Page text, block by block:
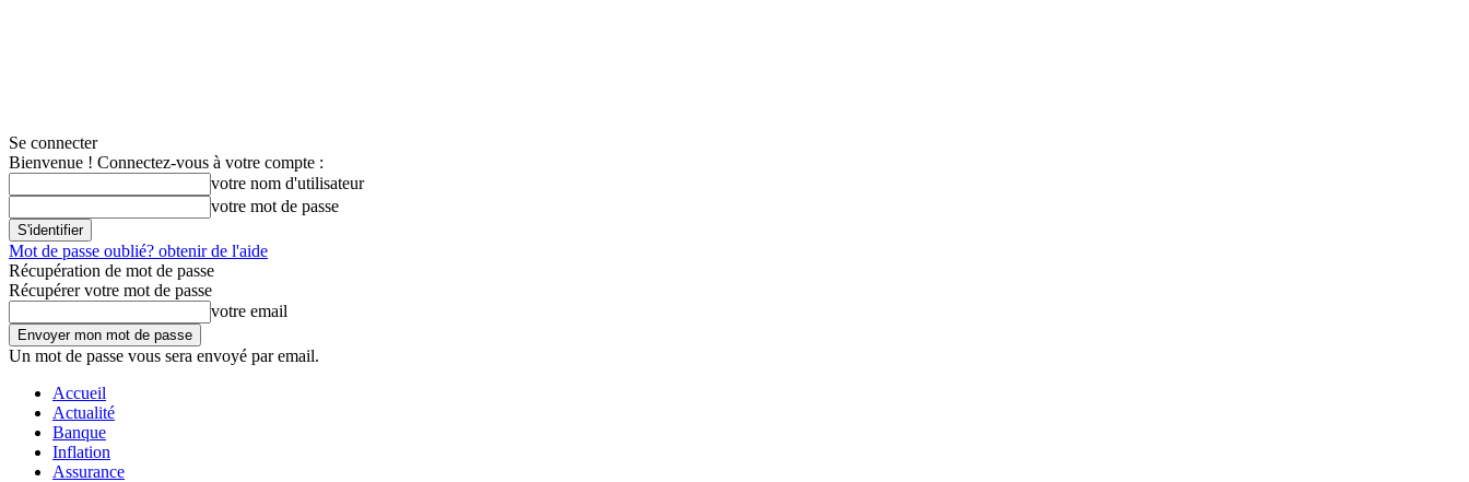
Se connecter
Bienvenue ! Connectez-vous à votre compte :
votre nom d'utilisateur
votre mot de passe
Mot de passe oublié? obtenir de l'aide
Récupération de mot de passe
Récupérer votre mot de passe
votre email
Un mot de passe vous sera envoyé par email.
Accueil
Actualité
Banque
Inflation
Assurance